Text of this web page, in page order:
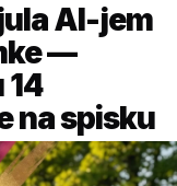
AI-jem
—
14
na spisku